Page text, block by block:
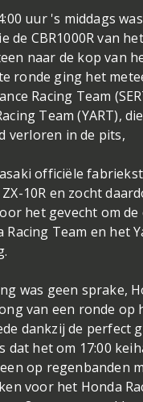
uur 's middags
de CBR1000R van
naar de kop van
ronde ging het
Racing Team
Team (YART),
verloren in de pits,
officiële
10R en zocht
het gevecht om
Team en het
was geen sprake,
van een ronde op
dankzij de perfect
dat het om 17:00
op regenbanden
voor het Honda